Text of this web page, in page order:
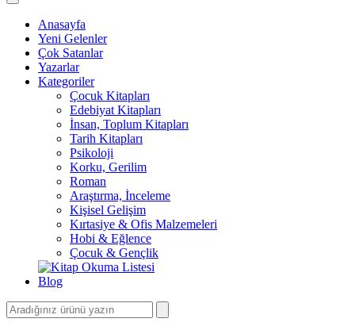
Anasayfa
Yeni Gelenler
Çok Satanlar
Yazarlar
Kategoriler
Çocuk Kitapları
Edebiyat Kitapları
İnsan, Toplum Kitapları
Tarih Kitapları
Psikoloji
Korku, Gerilim
Roman
Araştırma, İnceleme
Kişisel Gelişim
Kırtasiye & Ofis Malzemeleri
Hobi & Eğlence
Çocuk & Gençlik
Blog